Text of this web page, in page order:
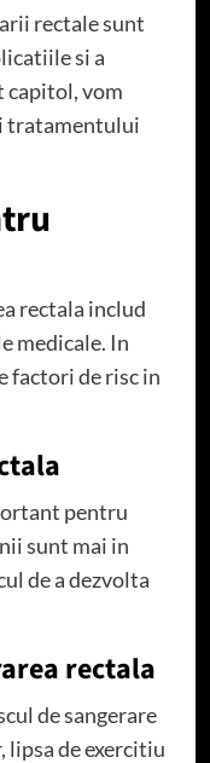
rectale sunt
si a
capitol, vom
tratamentului
rectala includ
medicale. In
factori de risc in
pentru
sunt mai in
de a dezvolta
rectala
de sangerare
lipsa de exercitiu